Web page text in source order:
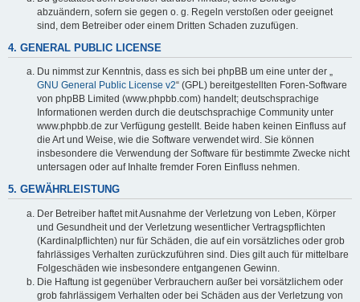
abzuändern, sofern sie gegen o. g. Regeln verstoßen oder geeignet
sind, dem Betreiber oder einem Dritten Schaden zuzufügen.
4. GENERAL PUBLIC LICENSE
Du nimmst zur Kenntnis, dass es sich bei phpBB um eine unter der „
GNU General Public License v2“ (GPL) bereitgestellten Foren-Software
von phpBB Limited (www.phpbb.com) handelt; deutschsprachige
Informationen werden durch die deutschsprachige Community unter
www.phpbb.de zur Verfügung gestellt. Beide haben keinen Einfluss auf
die Art und Weise, wie die Software verwendet wird. Sie können
insbesondere die Verwendung der Software für bestimmte Zwecke nicht
untersagen oder auf Inhalte fremder Foren Einfluss nehmen.
5. GEWÄHRLEISTUNG
Der Betreiber haftet mit Ausnahme der Verletzung von Leben, Körper
und Gesundheit und der Verletzung wesentlicher Vertragspflichten
(Kardinalpflichten) nur für Schäden, die auf ein vorsätzliches oder grob
fahrlässiges Verhalten zurückzuführen sind. Dies gilt auch für mittelbare
Folgeschäden wie insbesondere entgangenen Gewinn.
Die Haftung ist gegenüber Verbrauchern außer bei vorsätzlichem oder
grob fahrlässigem Verhalten oder bei Schäden aus der Verletzung von